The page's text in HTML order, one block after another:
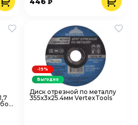
₽
Диск отрезной по металлу
355х3х25.4мм VertexTools
-19%
Выгодно